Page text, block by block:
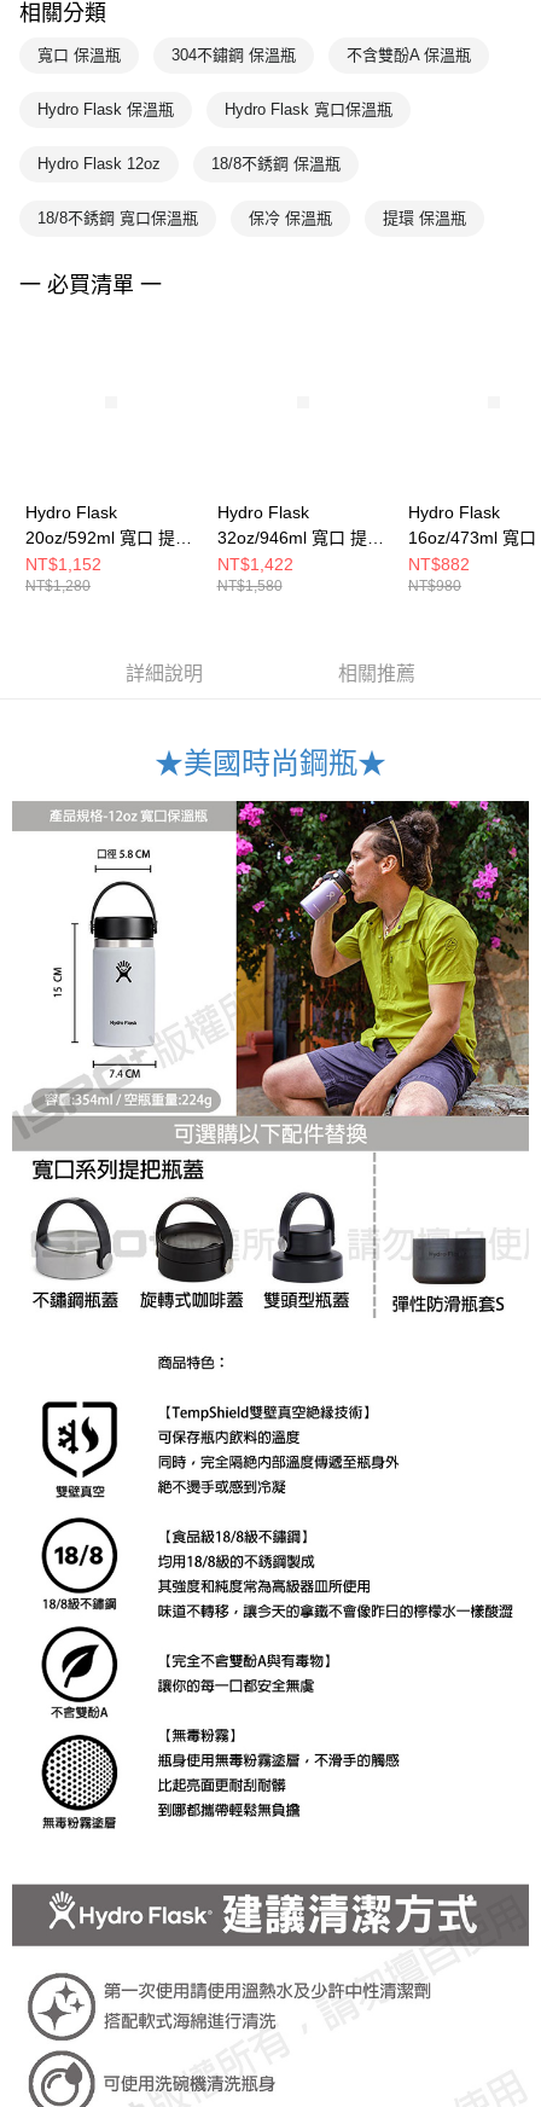
相關分類
寬口 保溫瓶 304不鏽鋼 保溫瓶 不含雙酚A 保溫瓶
Hydro Flask 保溫瓶 Hydro Flask 寬口保溫瓶
Hydro Flask 12oz 18/8不銹鋼 保溫瓶
18/8不銹鋼 寬口保溫瓶 保冷 保溫瓶 提環 保溫瓶
一 必買清單 一
Hydro Flask
20oz/592ml 寬口 提環
保溫瓶 時尚黑
NT$1,152
NT$1,280
Hydro Flask
32oz/946ml 寬口 提環
保溫瓶 時尚黑
NT$1,422
NT$1,580
Hydro Flask
16oz/473ml 寬口
保溫瓶 時尚黑
NT$882
NT$980
詳細說明 相關推薦
★美國時尚鋼瓶★